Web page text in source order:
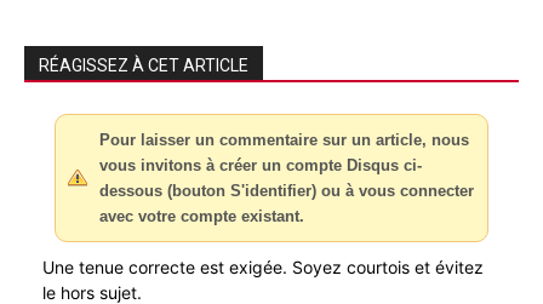
RÉAGISSEZ À CET ARTICLE
Pour laisser un commentaire sur un article, nous
vous invitons à créer un compte Disqus ci-
dessous (bouton S'identifier) ou à vous connecter
avec votre compte existant.
Une tenue correcte est exigée. Soyez courtois et évitez
le hors sujet.